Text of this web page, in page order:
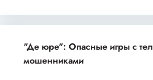
"Де юре": Опасные игры с
мошенниками